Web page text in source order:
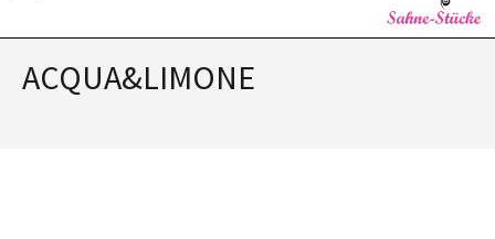
ACQUA&LIMONE